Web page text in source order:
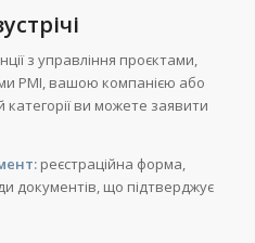
з управління проєктами,
PMI, вашою компанією або
ви можете заявити
реєстраційна форма,
документів, що підтверджує